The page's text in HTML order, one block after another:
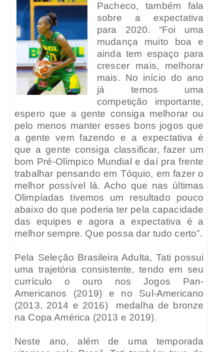
Pacheco, também fala
sobre a expectativa
para 2020. “Foi uma
mudança muito boa e
ainda tem espaço para
crescer mais, melhorar
mais. No início do ano
já temos uma
competição importante,
espero que a gente consiga melhorar ou
pelo menos manter esses bons jogos que
a gente vem fazendo e a expectativa é
que a gente consiga classificar, fazer um
bom Pré-Olímpico Mundial e daí pra frente
trabalhar pensando em Tóquio, em fazer o
melhor possível lá. Acho que nas últimas
Olimpíadas tivemos um resultado pouco
abaixo do que poderia ter pela capacidade
das equipes e agora a expectativa é a
melhor sempre. Que possa dar tudo certo”.
Pela Seleção Brasileira Adulta, Tati possui
uma trajetória consistente, tendo em seu
currículo o ouro nos Jogos Pan-
Americanos (2019) e no Sul-Americano
(2013, 2014 e 2016)
medalha de bronze
na Copa América (2013 e 2019).
Neste ano, além de uma temporada